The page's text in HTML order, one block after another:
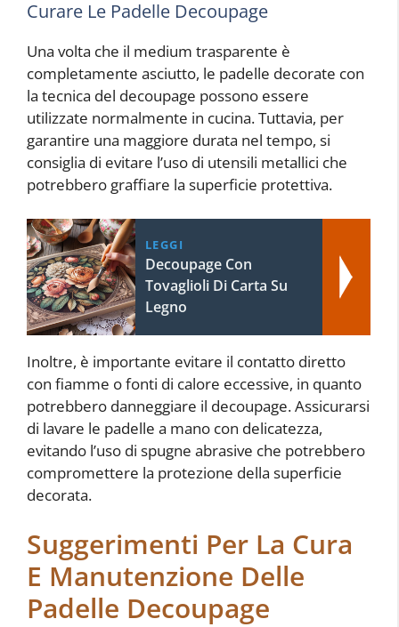
Curare Le Padelle Decoupage
Una volta che il medium trasparente è
completamente asciutto, le padelle decorate con
la tecnica del decoupage possono essere
utilizzate normalmente in cucina. Tuttavia, per
garantire una maggiore durata nel tempo, si
consiglia di evitare l’uso di utensili metallici che
potrebbero graffiare la superficie protettiva.
LEGGI
Decoupage Con
Tovaglioli Di Carta Su
Legno
Inoltre, è importante evitare il contatto diretto
con fiamme o fonti di calore eccessive, in quanto
potrebbero danneggiare il decoupage. Assicurarsi
di lavare le padelle a mano con delicatezza,
evitando l’uso di spugne abrasive che potrebbero
compromettere la protezione della superficie
decorata.
Suggerimenti Per La Cura
E Manutenzione Delle
Padelle Decoupage